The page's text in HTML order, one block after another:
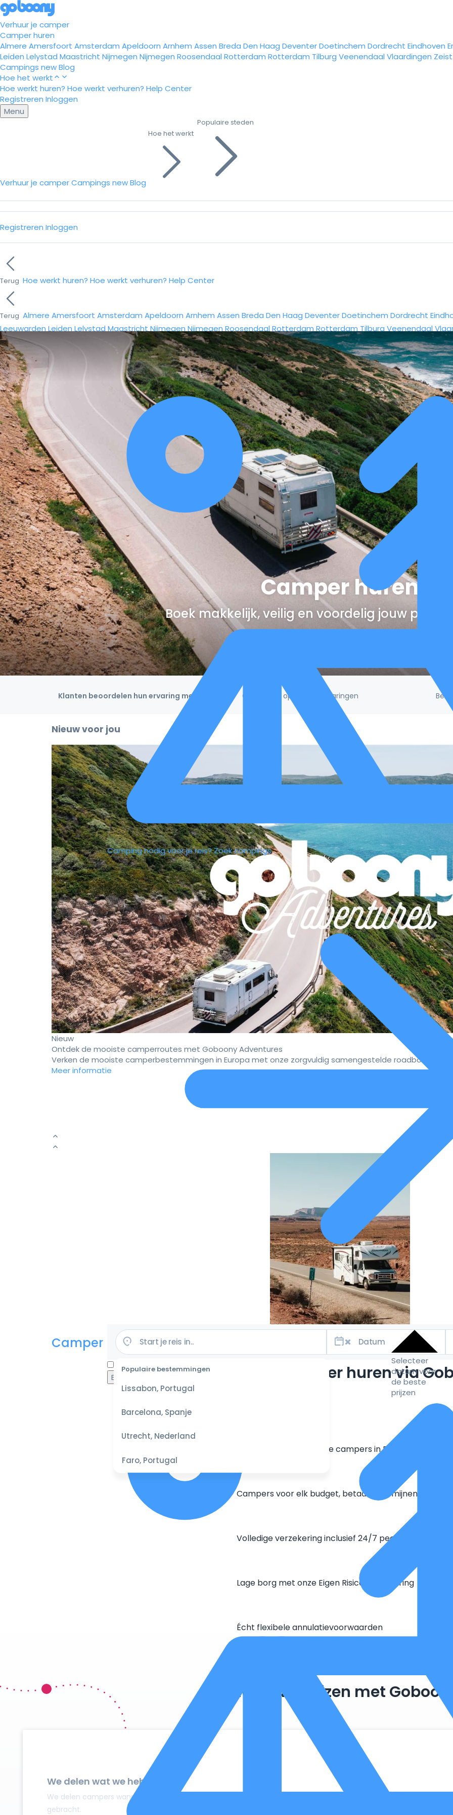
Verhuur je camper
Camper huren
Almere Amersfoort Amsterdam Apeldoorn Arnhem Assen Breda Den Haag DeventerDoetinchem Dordrecht Eindhoven
Leiden Lelystad Maastricht Nijmegen Nijmegen Roosendaal Rotterdam Rotterdam Tilburg Veenendaal Vlaardingen Zeist
Campings newBlog
Hoe het werkt
Hoe werkt huren? Hoe werkt verhuren? Help Center
Registreren Inloggen
Menu
Verhuur je camperCampings newBlog
Hoe het werkt
Populaire steden
Registreren Inloggen
Terug Hoe werkt huren? Hoe werkt verhuren? Help Center
Terug Almere Amersfoort Amsterdam Apeldoorn Arnhem Assen Breda Den Haag DeventerDoetinchem Dordrecht
Leeuwarden Leiden Lelystad Maastricht Nijmegen Nijmegen Roosendaal Rotterdam Rotterdam Tilburg Veenendaal
Camping nodig voor je reis?Zoek campings
Populaire bestemmingen
Lissabon, Portugal
Barcelona, Spanje
Utrecht, Nederland
Faro, Portugal
Selecteer
datum voor
de beste
prijzen
Camper huren
Boek makkelijk, veilig en voordelig jouw
Klanten beoordelen hun ervaring met een 4,9/5! Gebaseerd op 132.395 ervaringen
Nieuw voor jou
Nieuw
Ontdek de mooiste camperroutes met Goboony Adventures
Verken de mooiste camperbestemmingen in Europa met onze zorgvuldig samengestelde roadbooks.
Meer informatie
Camper huren in de VS
Waarom een camper huren via
Grootste aanbod unieke campers in Europa
Campers voor elk budget, betaal in termijnen
Volledige verzekering inclusief 24/7 pechhulp
Lage borg met onze Eigen Risico Verzekering
Écht flexibele annulatievoorwaarden
Duurzaam reizen met
We delen wat we hebben
We delen campers wanneer ze niet gebruikt worden. Zo maken we optimaal gebruik van wat er al beschikbaar
gebracht.